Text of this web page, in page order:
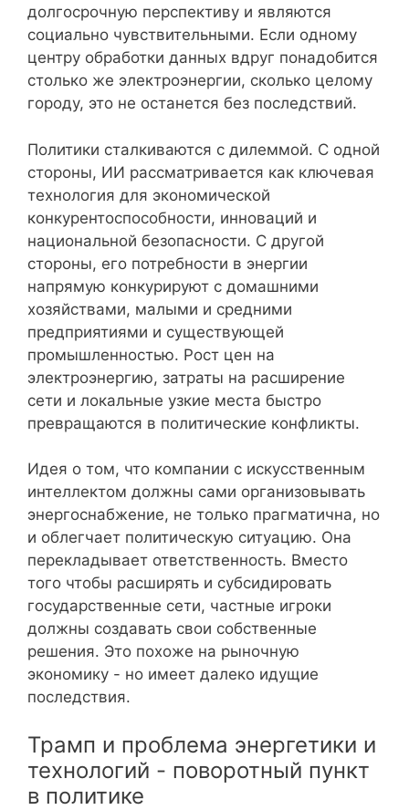
долгосрочную перспективу и являются
социально чувствительными. Если одному
центру обработки данных вдруг понадобится
столько же электроэнергии, сколько целому
городу, это не останется без последствий.
Политики сталкиваются с дилеммой. С одной
стороны, ИИ рассматривается как ключевая
технология для экономической
конкурентоспособности, инноваций и
национальной безопасности. С другой
стороны, его потребности в энергии
напрямую конкурируют с домашними
хозяйствами, малыми и средними
предприятиями и существующей
промышленностью. Рост цен на
электроэнергию, затраты на расширение
сети и локальные узкие места быстро
превращаются в политические конфликты.
Идея о том, что компании с искусственным
интеллектом должны сами организовывать
энергоснабжение, не только прагматична, но
и облегчает политическую ситуацию. Она
перекладывает ответственность. Вместо
того чтобы расширять и субсидировать
государственные сети, частные игроки
должны создавать свои собственные
решения. Это похоже на рыночную
экономику - но имеет далеко идущие
последствия.
Трамп и проблема энергетики и
технологий - поворотный пункт
в политике